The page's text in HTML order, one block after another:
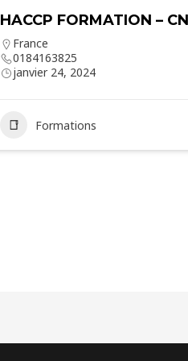
HACCP FORMATION –
France
0184163825
janvier 24, 2024
Formations